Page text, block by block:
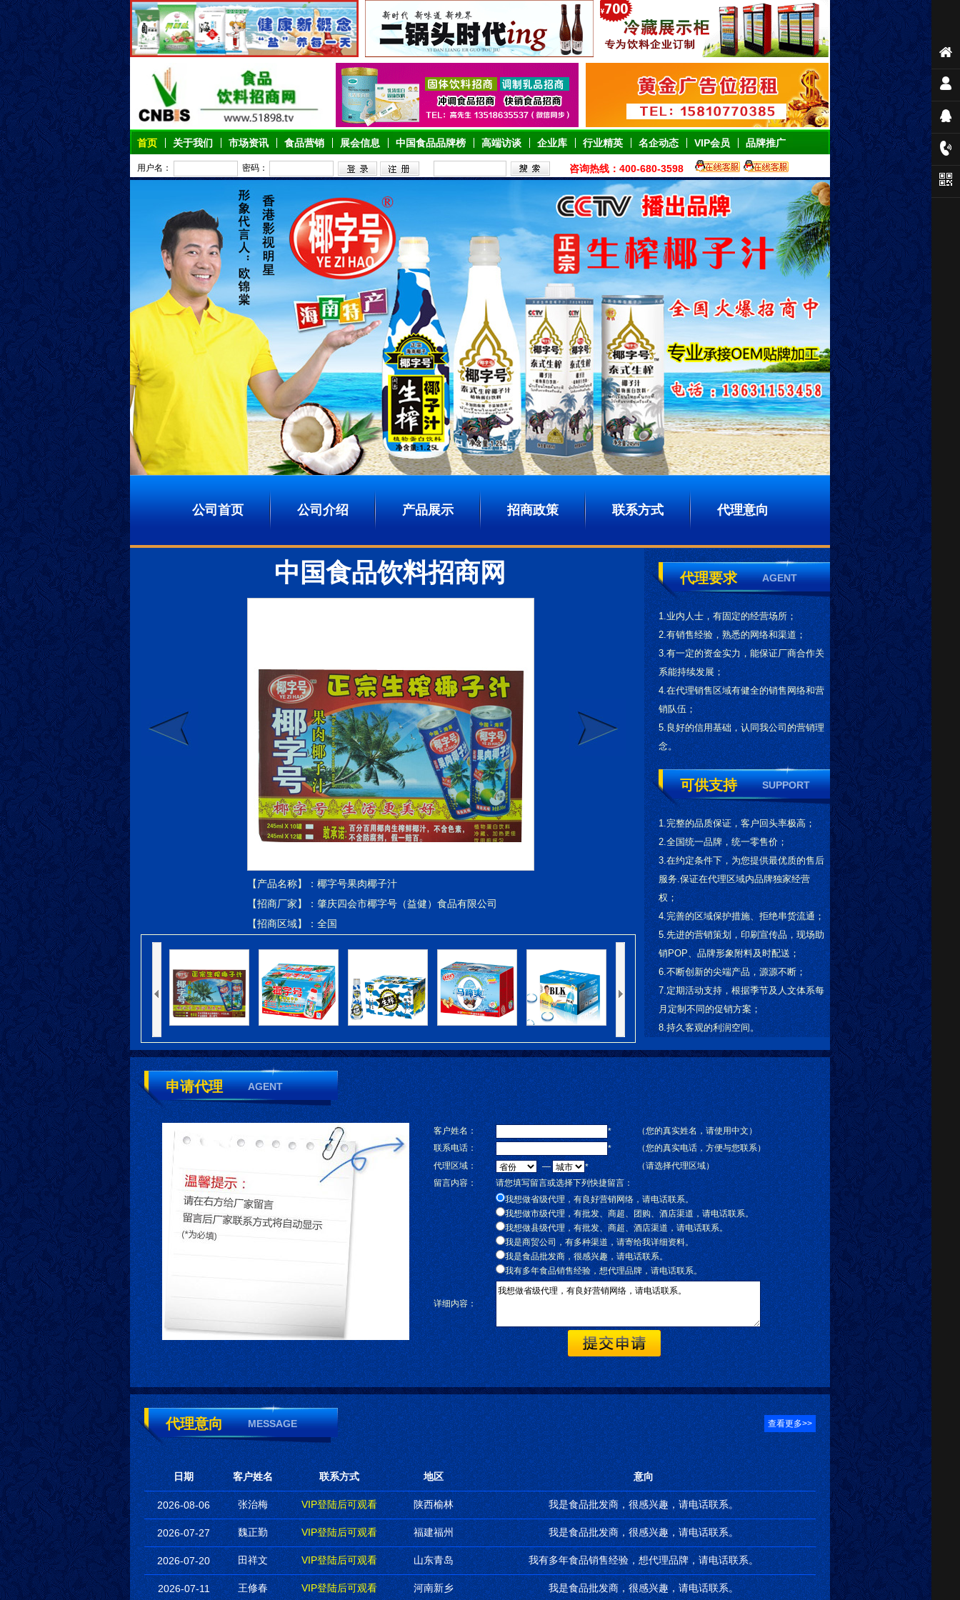
首页 关于我们 市场资讯 食品营销 展会信息 中国食品品牌榜 高端访谈 企业库 行业精英 名企动态 VIP会员 品牌推广
用户名： 密码： 咨询热线：400-680-3598
公司首页 公司介绍 产品展示 招商政策 联系方式 代理意向
中国食品饮料招商网
【产品名称】：椰字号果肉椰子汁
【招商厂家】：肇庆四会市椰字号（益健）食品有限公司
【招商区域】：全国
代理要求 AGENT
1.业内人士，有固定的经营场所；
2.有销售经验，熟悉的网络和渠道；
3.有一定的资金实力，能保证厂商合作关
系能持续发展；
4.在代理销售区域有健全的销售网络和营
销队伍；
5.良好的信用基础，认同我公司的营销理
念。
可供支持 SUPPORT
1.完整的品质保证，客户回头率极高；
2.全国统一品牌，统一零售价；
3.在约定条件下，为您提供最优质的售后
服务.保证在代理区域内品牌独家经营
权；
4.完善的区域保护措施、拒绝串货流通；
5.先进的营销策划，印刷宣传品，现场助
销POP、品牌形象附料及时配送；
6.不断创新的尖端产品，源源不断；
7.定期活动支持，根据季节及人文体系每
月定制不同的促销方案；
8.持久客观的利润空间。
申请代理 AGENT
客户姓名： *
（您的真实姓名，请使用中文）
联系电话：
*
（您的真实电话，方便与您联系）
代理区域：
— *
（请选择代理区域）
留言内容：
请您填写留言或选择下列快捷留言：
我想做省级代理，有良好营销网络，请电话联系。
我想做市级代理，有批发、商超、团购、酒店渠道，请电话联系。
我想做县级代理，有批发、商超、酒店渠道，请电话联系。
我是商贸公司，有多种渠道，请寄给我详细资料。
我是食品批发商，很感兴趣，请电话联系。
我有多年食品销售经验，想代理品牌，请电话联系。
详细内容：
代理意向 MESSAGE 查看更多>>
日期 客户姓名 联系方式 地区 意向
2026-08-06 张治梅 VIP登陆后可观看 陕西榆林 我是食品批发商，很感兴趣，请电话联系。
2026-07-27 魏正勤 VIP登陆后可观看 福建福州 我是食品批发商，很感兴趣，请电话联系。
2026-07-20 田祥文 VIP登陆后可观看 山东青岛 我有多年食品销售经验，想代理品牌，请电话联系。
2026-07-11 王修春 VIP登陆后可观看 河南新乡 我是食品批发商，很感兴趣，请电话联系。